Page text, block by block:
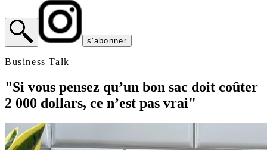
s'abonner
Business Talk
"Si vous pensez qu’un bon sac doit coûter
2 000 dollars, ce n’est pas vrai"